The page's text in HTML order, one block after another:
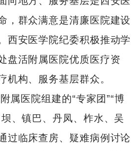
，群众满意是清廉医院建设
西安医学院纪委积极推动学
盘活附属医院优质医疗资
机构、服务基层群众。
属医院组建的“专家团”“博
、镇巴、丹凤、柞水、吴
过临床查房、疑难病例讨论